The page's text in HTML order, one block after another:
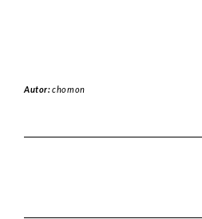
Autor:chomon